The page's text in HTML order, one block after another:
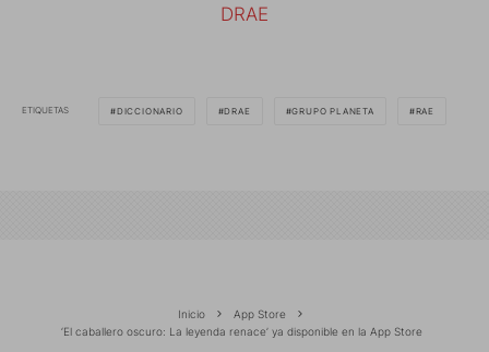
DRAE
ETIQUETAS DICCIONARIO DRAE GRUPO PLANETA RAE
Inicio
App Store
‘El caballero oscuro: La leyenda renace’ ya disponible en la App Store